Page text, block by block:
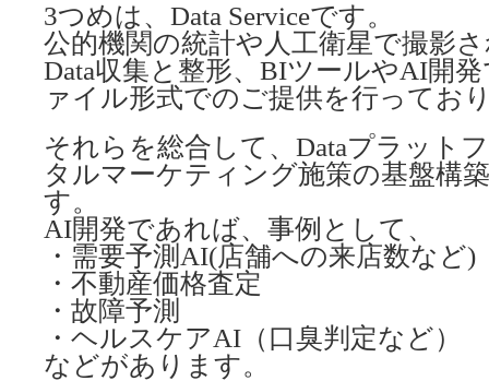
3つめは、Data Serviceです。
公的機関の統計や人工衛星で撮影
Data収集と整形、BIツールやAI開
ァイル形式でのご提供を行ってお
それらを総合して、Dataプラット
タルマーケティング施策の基盤構
す。
AI開発であれば、事例として、
・需要予測AI(店舗への来店数など)
・不動産価格査定
・故障予測
・ヘルスケアAI（口臭判定など）
などがあります。